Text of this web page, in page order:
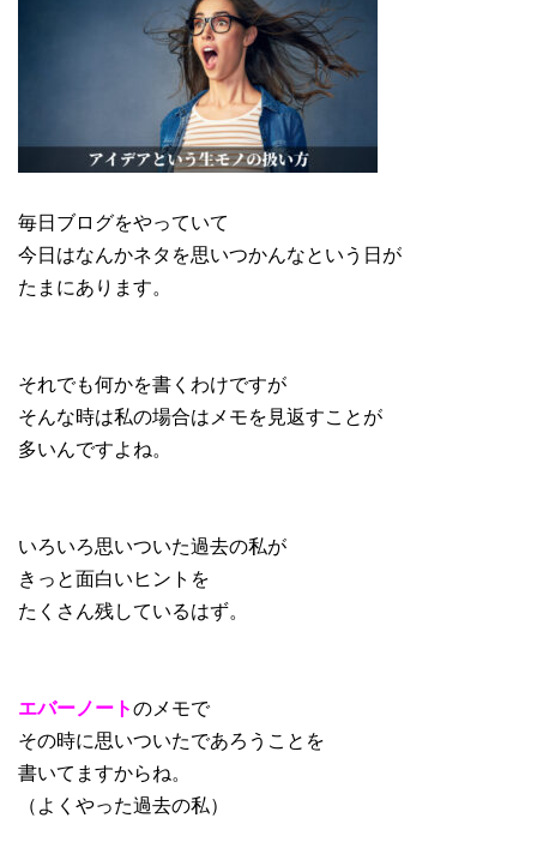
毎日ブログをやっていて
今日はなんかネタを思いつかんなという日が
たまにあります。
それでも何かを書くわけですが
そんな時は私の場合はメモを見返すことが
多いんですよね。
いろいろ思いついた過去の私が
きっと面白いヒントを
たくさん残しているはず。
エバーノートのメモで
その時に思いついたであろうことを
書いてますからね。
（よくやった過去の私）